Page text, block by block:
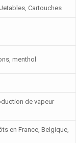
Cartouches
menthol
de vapeur
en France, Belgique,